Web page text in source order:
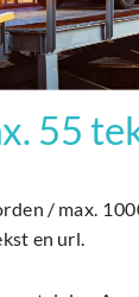
55
/ max.
en url.